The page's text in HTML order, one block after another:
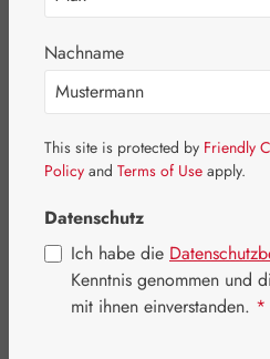
Bildergalerie überspringen
Nachname
This site is protected by Friendly
Policy and Terms of Use apply.
Datenschutz
Ich habe die
Kenntnis genommen und
mit ihnen einverstanden. *